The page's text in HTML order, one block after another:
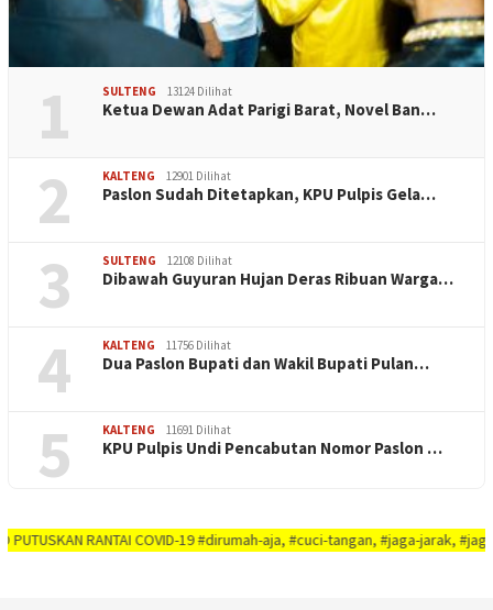
1 SULTENG 13124 Dilihat
Ketua Dewan Adat Parigi Barat, Novel Ban…
2 KALTENG 12901 Dilihat
Paslon Sudah Ditetapkan, KPU Pulpis Gela…
3 SULTENG 12108 Dilihat
Dibawah Guyuran Hujan Deras Ribuan Warga…
4 KALTENG 11756 Dilihat
Dua Paslon Bupati dan Wakil Bupati Pulan…
5 KALTENG 11691 Dilihat
KPU Pulpis Undi Pencabutan Nomor Paslon …
RANTAI COVID-19 #dirumah-aja, #cuci-tangan, #jaga-jarak, #jaga-